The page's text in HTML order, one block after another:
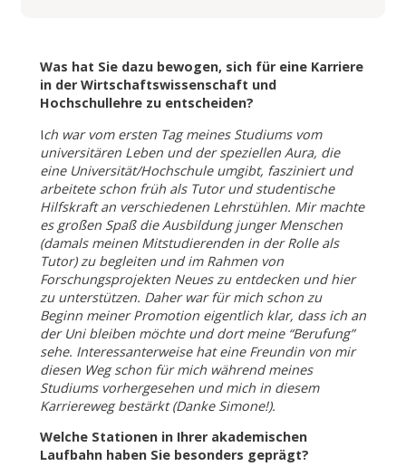
Was hat Sie dazu bewogen, sich für eine Karriere
in der Wirtschaftswissenschaft und
Hochschullehre zu entscheiden?
Ich war vom ersten Tag meines Studiums vom
universitären Leben und der speziellen Aura, die
eine Universität/Hochschule umgibt, fasziniert und
arbeitete schon früh als Tutor und studentische
Hilfskraft an verschiedenen Lehrstühlen. Mir machte
es großen Spaß die Ausbildung junger Menschen
(damals meinen Mitstudierenden in der Rolle als
Tutor) zu begleiten und im Rahmen von
Forschungsprojekten Neues zu entdecken und hier
zu unterstützen. Daher war für mich schon zu
Beginn meiner Promotion eigentlich klar, dass ich an
der Uni bleiben möchte und dort meine “Berufung”
sehe. Interessanterweise hat eine Freundin von mir
diesen Weg schon für mich während meines
Studiums vorhergesehen und mich in diesem
Karriereweg bestärkt (Danke Simone!).
Welche Stationen in Ihrer akademischen
Laufbahn haben Sie besonders geprägt?